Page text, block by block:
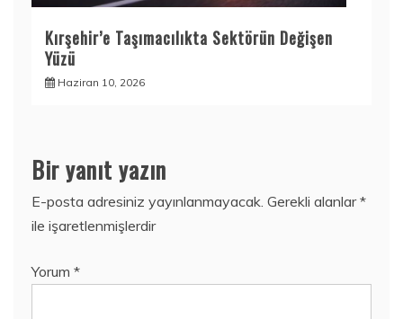
Kırşehir’e Taşımacılıkta Sektörün Değişen
Yüzü
Haziran 10, 2026
Bir yanıt yazın
E-posta adresiniz yayınlanmayacak. Gerekli alanlar*
ile işaretlenmişlerdir
Yorum *